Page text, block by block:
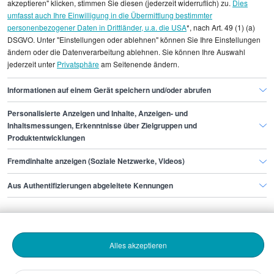
Gehaltsinformationen
Marketing
Brand Marketing Manager
Brand Marketing Manager Bochum
Finde den Job,
der zu dir passt.
Bewerbende
akzeptieren" klicken, stimmen Sie diesen (jederzeit widerruflich) zu. Dies
umfasst auch Ihre Einwilligung in die Übermittlung bestimmter
personenbezogener Daten in Drittländer, u.a. die USA*, nach Art. 49 (1) (a)
DSGVO. Unter "Einstellungen oder ablehnen" können Sie Ihre Einstellungen
ändern oder die Datenverarbeitung ablehnen. Sie können Ihre Auswahl
jederzeit unter Privatsphäream Seitenende ändern.
Informationen auf einem Gerät speichern und/oder abrufen
Personalisierte Anzeigen und Inhalte, Anzeigen- und
Inhaltsmessungen, Erkenntnisse über Zielgruppen und
Produktentwicklungen
Fremdinhalte anzeigen (Soziale Netzwerke, Videos)
Aus Authentifizierungen abgeleitete Kennungen
Alles akzeptieren